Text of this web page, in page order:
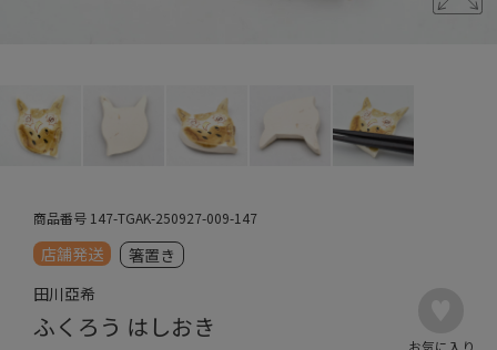
商品番号 147-TGAK-250927-009-147
店舗発送
箸置き
田川亞希
ふくろう はしおき